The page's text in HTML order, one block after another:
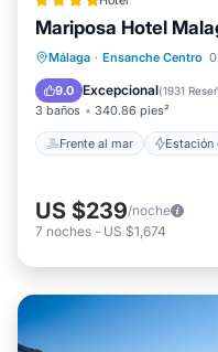
Mariposa Hotel
Málaga · Ensanche Centro
9.0 Excepcional(1931
3 baños 340.86 pies²
Frente al mar Estación
Frente al mar
Estación de
Aparcamiento
US $239/noche
7 noches - US $1,674